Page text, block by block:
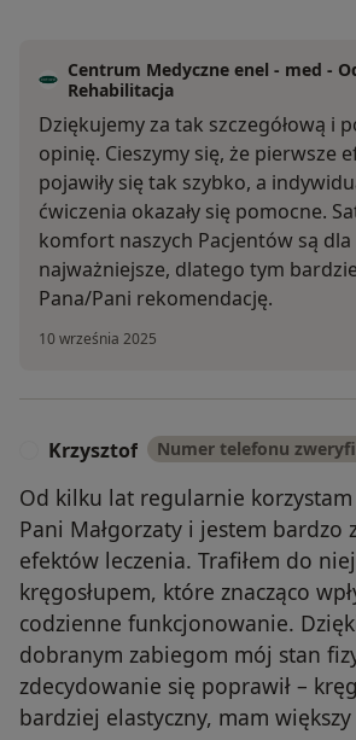
Centrum Medyczne enel - med -
Rehabilitacja
Dziękujemy za tak szczegółową i
opinię. Cieszymy się, że pierwsze
pojawiły się tak szybko, a
ćwiczenia okazały się pomocne.
komfort naszych Pacjentów są dla
najważniejsze, dlatego tym
Pana/Pani rekomendację.
10 września 2025
Krzysztof Numer telefonu
Od kilku lat regularnie
Pani Małgorzaty i jestem bardzo
efektów leczenia. Trafiłem do
kręgosłupem, które znacząco
codzienne funkcjonowanie.
dobranym zabiegom mój stan
zdecydowanie się poprawił –
bardziej elastyczny, mam